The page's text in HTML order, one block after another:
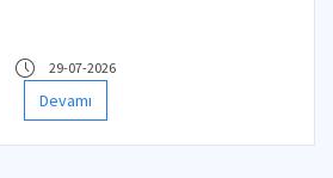
29-07-2026
Devamı